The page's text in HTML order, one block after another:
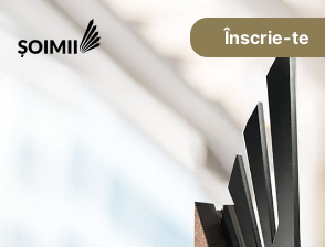
Înscrie-te